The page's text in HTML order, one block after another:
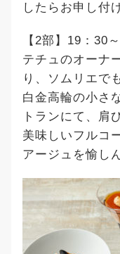
したらお申し付
【2部】19：30
テチュのオーナ
り、ソムリエで
白金高輪の小さ
トランにて、肩
美味しいフルコ
アージュを愉し